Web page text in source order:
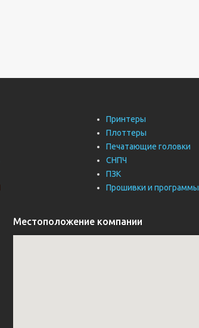
Принтеры
Плоттеры
Печатающие головки
СНПЧ
ПЗК
Прошивки и программы
Местоположение компании